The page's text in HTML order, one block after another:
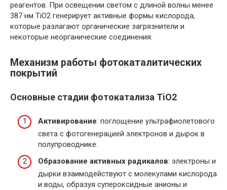
реагентов. При освещении светом с длиной волны менее
387 нм TiO2 генерирует активные формы кислорода,
которые разлагают органические загрязнители и
некоторые неорганические соединения.
Механизм работы фотокаталитических
покрытий
Основные стадии фотокатализа TiO2
Активирование: поглощение ультрафиолетового
света с фотогенерацией электронов и дырок в
полупроводнике.
Образование активных радикалов: электроны и
дырки взаимодействуют с молекулами кислорода
и воды, образуя супероксидные анионы и